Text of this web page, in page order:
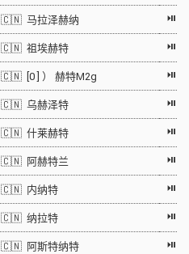
🇨🇳 马拉泽赫纳 ⏯
🇨🇳 祖埃赫特 ⏯
🇨🇳 [0 ] ） 赫特M2g ⏯
🇨🇳 乌赫泽特 ⏯
🇨🇳 什莱赫特 ⏯
🇨🇳 阿赫特兰 ⏯
🇨🇳 内纳特 ⏯
🇨🇳 纳拉特 ⏯
🇨🇳 阿斯特纳特
⏯